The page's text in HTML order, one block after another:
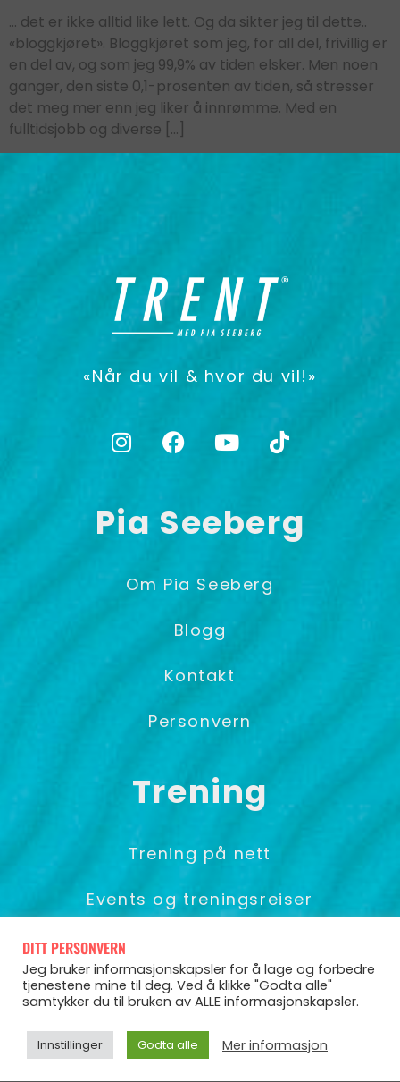
… det er ikke alltid like lett. Og da sikter jeg til dette..
«bloggkjøret». Bloggkjøret som jeg, for all del, frivillig er
en del av, og som jeg 99,9% av tiden elsker. Men noen
ganger, den siste 0,1-prosenten av tiden, så stresser
det meg mer enn jeg liker å innrømme. Med en
fulltidsjobb og diverse […]
«Når du vil & hvor du vil!»
Pia Seeberg
Om Pia Seeberg
Blogg
Kontakt
Personvern
Trening
Trening på nett
Events og treningsreiser
Foredrag & Gruppetrening
Powered by CoCoach
DITT PERSONVERN
Jeg bruker informasjonskapsler for å lage og forbedre
tjenestene mine til deg. Ved å klikke "Godta alle"
samtykker du til bruken av ALLE informasjonskapsler.
Innstillinger Godta alle Mer informasjon